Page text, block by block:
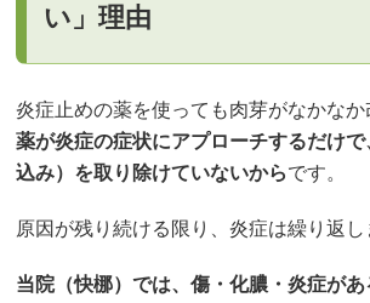
い」理由
炎症止めの薬を使っても肉芽がなかなか
薬が炎症の症状にアプローチするだけ
込み）を取り除けていないからです。
原因が残り続ける限り、炎症は繰り返し
当院（快梛）では、傷・化膿・炎症が